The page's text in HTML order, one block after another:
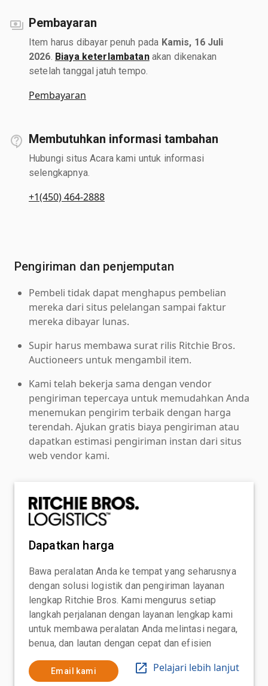
Pembayaran
Item harus dibayar penuh pada Kamis, 16 Juli
2026 Biaya keterlambatanakan dikenakan
setelah tanggal jatuh tempo.
Pembayaran
Membutuhkan informasi tambahan
Hubungi situs Acara kami untuk informasi
selengkapnya.
+1(450) 464-2888
Pengiriman dan penjemputan
Pembeli tidak dapat menghapus pembelian
mereka dari situs pelelangan sampai faktur
mereka dibayar lunas.
Supir harus membawa surat rilis Ritchie Bros.
Auctioneers untuk mengambil item.
Kami telah bekerja sama dengan vendor
pengiriman tepercaya untuk memudahkan Anda
menemukan pengirim terbaik dengan harga
terendah. Ajukan gratis biaya pengiriman atau
dapatkan estimasi pengiriman instan dari situs
web vendor kami.
Dapatkan harga
Bawa peralatan Anda ke tempat yang seharusnya
dengan solusi logistik dan pengiriman layanan
lengkap Ritchie Bros. Kami mengurus setiap
langkah perjalanan dengan layanan lengkap kami
untuk membawa peralatan Anda melintasi negara,
benua, dan lautan dengan cepat dan efisien
Email kami Pelajari lebih lanjut